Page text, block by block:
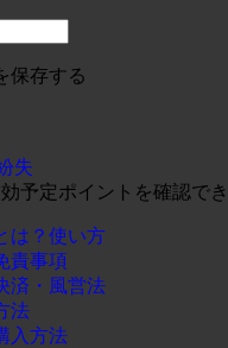
保存する
失
予定ポイントを確認でき
は？使い方
責事項
済・風営法
法
入方法